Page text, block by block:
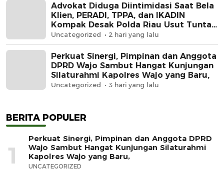
Advokat Diduga Diintimidasi Saat Bela
Klien, PERADI, TPPA, dan IKADIN
Kompak Desak Polda Riau Usut Tuntas
Dugaan Premanisme
Uncategorized 2 hari yang lalu
Perkuat Sinergi, Pimpinan dan Anggota
DPRD Wajo Sambut Hangat Kunjungan
Silaturahmi Kapolres Wajo yang Baru,
Uncategorized 3 hari yang lalu
BERITA POPULER
1
Perkuat Sinergi, Pimpinan dan Anggota DPRD
Wajo Sambut Hangat Kunjungan Silaturahmi
Kapolres Wajo yang Baru,
UNCATEGORIZED